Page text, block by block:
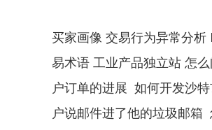
买家画像 交易行为异常分析
易术语 工业产品独立站 怎
户订单的进展  如何开发沙
户说邮件进了他的垃圾邮箱